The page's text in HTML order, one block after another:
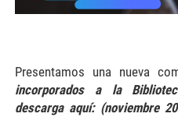
Presentamos una nueva
incorporados a la
descarga aquí: (noviembre